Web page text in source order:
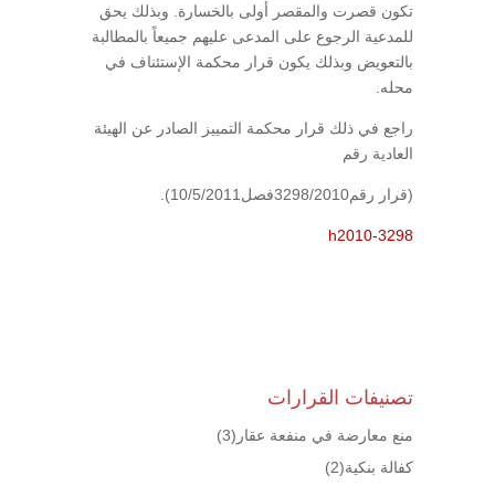
تكون قصرت والمقصر أولى بالخسارة. وبذلك يحق
للمدعية الرجوع على المدعى عليهم جميعاً بالمطالبة
بالتعويض وبذلك يكون قرار محكمة الإستئناف في
محله.
راجع في ذلك قرار محكمة التمييز الصادر عن الهيئة
العادية رقم
(قرار رقم3298/2010فصل10/5/2011).
h2010-3298
تصنيفات القرارات
منع معارضة في منفعة عقار (3)
كفالة بنكية(2)